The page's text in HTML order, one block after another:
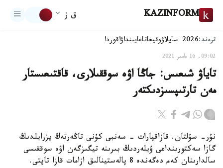
KAZINFORM ق ز
ترەند:2026-سايلاۋ وقيعاتاعايىنداۋاقوردا
09:02, 16 مامىر 2021
تاياۋ شىعىس: جاڭا اۋە سوققىلارى، قاقتىعىستار
مەن تارتىپسىزدىكتەر
نۇر- سۇلتان. قازاقپارات - سەنبى كۇنى تاڭەرتەڭ يزرايلدىڭ
گازا سەكتورىنداعى ۇيلەردىڭ بىرىنە تيگىزگەن اۋە سوققىسى
سالدارىنان كەم دەگەندە 8 پالەستينالىق ازامات قازا تاپتى.